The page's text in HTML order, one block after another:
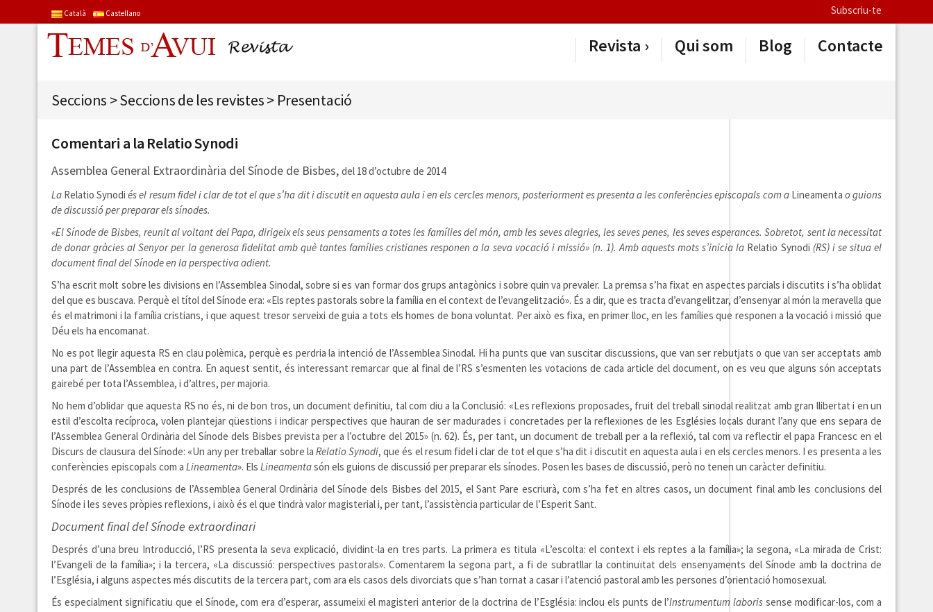
Català Castellano Subscriu-te
Revista Qui som Blog Contacte
Seccions >Seccions de les revistes> Presentació
Comentari a la Relatio Synodi
Assemblea General Extraordinària del Sínode de Bisbes, del 18 d’octubre de 2014
La Relatio Synodi és el resum fidel i clar de tot el que s’ha dit i discutit en aquesta aula i en els cercles menors, posteriorment es presenta a les conferències episcopals com a Lineamenta o guions
de discussió per preparar els sínodes.
«El Sínode de Bisbes, reunit al voltant del Papa, dirigeix els seus pensaments a totes les famílies del món, amb les seves alegries, les seves penes, les seves esperances. Sobretot, sent la necessitat
de donar gràcies al Senyor per la generosa fidelitat amb què tantes famílies cristianes responen a la seva vocació i missió» (n. 1). Amb aquests mots s’inicia la Relatio Synodi (RS) i se situa el
document final del Sínode en la perspectiva adient.
S’ha escrit molt sobre les divisions en l’Assemblea Sinodal, sobre si es van formar dos grups antagònics i sobre quin va prevaler. La premsa s’ha fixat en aspectes parcials i discutits i s’ha oblidat
del que es buscava. Perquè el títol del Sínode era: «Els reptes pastorals sobre la família en el context de l’evangelització». És a dir, que es tracta d’evangelitzar, d’ensenyar al món la meravella que
és el matrimoni i la família cristians, i que aquest tresor serveixi de guia a tots els homes de bona voluntat. Per això es fixa, en primer lloc, en les famílies que responen a la vocació i missió que
Déu els ha encomanat.
No es pot llegir aquesta RS en clau polèmica, perquè es perdria la intenció de l’Assemblea Sinodal. Hi ha punts que van suscitar discussions, que van ser rebutjats o que van ser acceptats amb
una part de l’Assemblea en contra. En aquest sentit, és interessant remarcar que al final de l’RS s’esmenten les votacions de cada article del document, on es veu que alguns són acceptats
gairebé per tota l’Assemblea, i d’altres, per majoria.
No hem d’oblidar que aquesta RS no és, ni de bon tros, un document definitiu, tal com diu a la Conclusió: «Les reflexions proposades, fruit del treball sinodal realitzat amb gran llibertat i en un
estil d’escolta recíproca, volen plantejar qüestions i indicar perspectives que hauran de ser madurades i concretades per la reflexiones de les Esglésies locals durant l’any que ens separa de
l’Assemblea General Ordinària del Sínode dels Bisbes prevista per a l’octubre del 2015» (n. 62). És, per tant, un document de treball per a la reflexió, tal com va reflectir el papa Francesc en el
Discurs de clausura del Sínode: «Un any per treballar sobre la Relatio Synodi, que és el resum fidel i clar de tot el que s’ha dit i discutit en aquesta aula i en els cercles menors. I es presenta a les
conferències episcopals com a Lineamenta». Els Lineamentasón els guions de discussió per preparar els sínodes. Posen les bases de discussió, però no tenen un caràcter definitiu.
Després de les conclusions de l’Assemblea General Ordinària del Sínode dels Bisbes del 2015, el Sant Pare escriurà, com s’ha fet en altres casos, un document final amb les conclusions del
Sínode i les seves pròpies reflexions, i això és el que tindrà valor magisterial i, per tant, l’assistència particular de l’Esperit Sant.
Document final del Sínode extraordinari
Després d’una breu Introducció, l’RS presenta la seva explicació, dividint-la en tres parts. La primera es titula «L’escolta: el context i els reptes a la família»; la segona, «La mirada de Crist:
l’Evangeli de la família»; i la tercera, «La discussió: perspectives pastorals». Comentarem la segona part, a fi de subratllar la continuïtat dels ensenyaments del Sínode amb la doctrina de
l’Església, i alguns aspectes més discutits de la tercera part, com ara els casos dels divorciats que s’han tornat a casar i l’atenció pastoral amb les persones d’orientació homosexual.
És especialment significatiu que el Sínode, com era d’esperar, assumeixi el magisteri anterior de la doctrina de l’Església: inclou els punts de l’Instrumentum laboris sense modificar-los, com a